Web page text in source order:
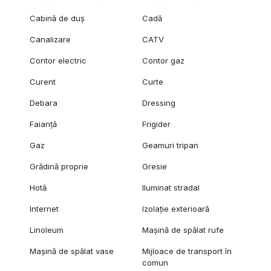
Izolatii termice: Exterior
Pereti: Faianta, Vopsea lavabila Tapet
Cabină de duș Cadă
Canalizare CATV
Contor electric Contor gaz
Curent Curte
Debara Dressing
Faianță Frigider
Gaz Geamuri tripan
Grădină proprie Gresie
Hotă Iluminat stradal
Internet Izolație exterioară
Linoleum Mașină de spălat rufe
Mașină de spălat vase
Mijloace de transport în
comun